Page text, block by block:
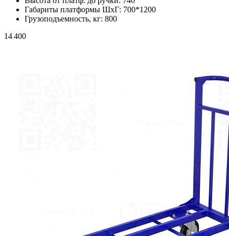
Габариты платформы ШxГ: 700*1200
Грузоподъемность, кг: 800
14 400